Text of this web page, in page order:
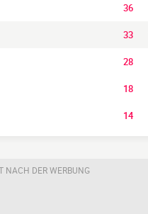
36
33
28
18
14
NACH DER WERBUNG